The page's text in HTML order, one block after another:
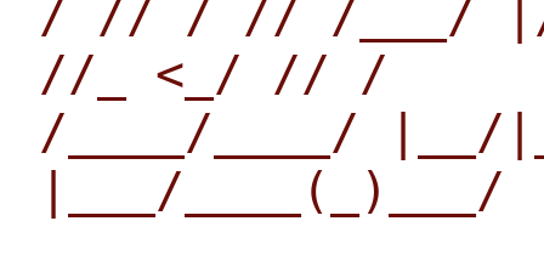
/ // / // /___/
//_ <_/ // /
/____/____/
|___/____(_)___/